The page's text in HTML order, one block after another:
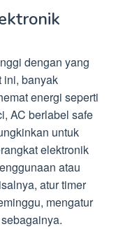
dengan yang
ini, banyak
energi seperti
AC berlabel safe
untuk
elektronik
atau
atur timer
mengatur